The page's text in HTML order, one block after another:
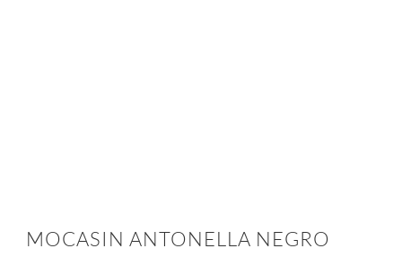
MOCASIN ANTONELLA NEGRO